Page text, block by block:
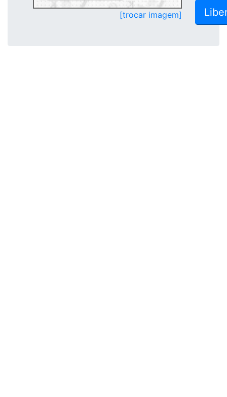
[trocar imagem]